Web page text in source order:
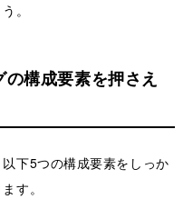
。
構成要素を押さえ
下5つの構成要素をしっか
す。